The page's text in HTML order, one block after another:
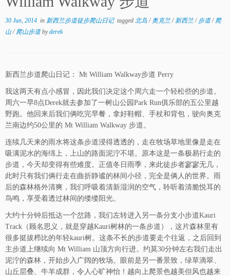
30 Jun, 2014 in 新西兰步道徒步爬山日记 tagged 北岛/ 奥克兰/新西兰/步道/ 爬
山/ 爬山步道byderek
新西兰步道爬山日记： Mt William Walkway步道 Perry
我这两天有点小感冒，因此我们决定这个周六走一个轻松些的步道。
周六一早8点Derek就去参加了一树山公园Park Run俱乐部的五公里越
野跑。他回来后我们俩吃完早餐，拿好鞋帽、手杖和背包，驶向奥克
兰南边约50公里的 Mt William Walkway 步道。
连续几天来的雨水将这条步道浸得透透的，走在牧场草地里像是走在
吸满泥水的海绵上，上山的路面泥泞不堪。原本这是一条极易行走的
步道，今天却变得有些难度。正值冬日雨季，来此徒步者寥寥无几，
此时只有我们俩行走在曲折静谧的林间小径，完全是俩人的世界。雨
后的森林格外清爽，我们呼吸着清新湿润的空气，聆听着清脆悦耳的
鸟鸣，享受着透过林间的缕缕阳光。
大约十分钟后抵达一个岔路，我们左转进入另一条分支小步道Kauri
Track（顾名思义，就是穿越Kauri树林的一条步道），这片森林里有
很多挺拔栉比的年轻kauri树。这条不长的步道要走个往返，之后回到
主步道上继续向 Mt William 山顶方向行进。约莫30分钟左右我们走出
泥泞的森林，开始步入广阔的牧场。眼前是另一番景致，绿草滴翠、
山丘层叠、牛羊成群，令人心旷神怡！越向上爬景色越美但风也越来